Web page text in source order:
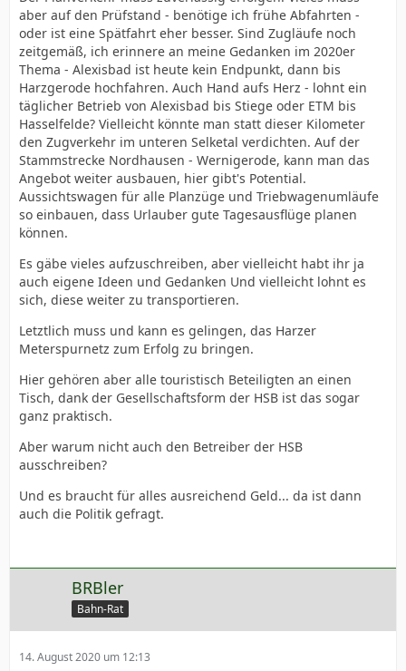
aber auf den Prüfstand - benötige ich frühe Abfahrten -
oder ist eine Spätfahrt eher besser. Sind Zugläufe noch
zeitgemäß, ich erinnere an meine Gedanken im 2020er
Thema - Alexisbad ist heute kein Endpunkt, dann bis
Harzgerode hochfahren. Auch Hand aufs Herz - lohnt ein
täglicher Betrieb von Alexisbad bis Stiege oder ETM bis
Hasselfelde? Vielleicht könnte man statt dieser Kilometer
den Zugverkehr im unteren Selketal verdichten. Auf der
Stammstrecke Nordhausen - Wernigerode, kann man das
Angebot weiter ausbauen, hier gibt's Potential.
Aussichtswagen für alle Planzüge und Triebwagenumläufe
so einbauen, dass Urlauber gute Tagesausflüge planen
können.
Es gäbe vieles aufzuschreiben, aber vielleicht habt ihr ja
auch eigene Ideen und Gedanken Und vielleicht lohnt es
sich, diese weiter zu transportieren.
Letztlich muss und kann es gelingen, das Harzer
Meterspurnetz zum Erfolg zu bringen.
Hier gehören aber alle touristisch Beteiligten an einen
Tisch, dank der Gesellschaftsform der HSB ist das sogar
ganz praktisch.
Aber warum nicht auch den Betreiber der HSB
ausschreiben?
Und es braucht für alles ausreichend Geld... da ist dann
auch die Politik gefragt.
BRBler
Bahn-Rat
14. August 2020 um 12:13